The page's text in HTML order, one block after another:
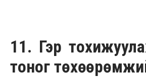
11. Гэр
тоног